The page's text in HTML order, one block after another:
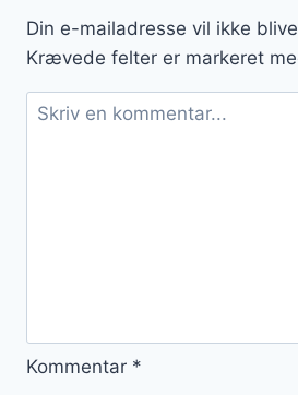
Din e-mailadresse vil ikke
Krævede felter er markeret
Kommentar *